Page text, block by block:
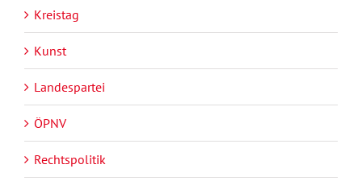
Kreistag
Kunst
Landespartei
ÖPNV
Rechtspolitik